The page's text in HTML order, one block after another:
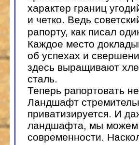
характер границ
и четко. Ведь
рапорту, как писал
Каждое место
об успехах и
здесь выращивают
сталь.
Теперь рапортовать
Ландшафт
приватизируется. И
ландшафта, мы можем
современности.